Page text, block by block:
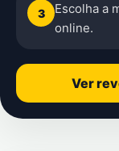
3
Escolha a
online.
Ver